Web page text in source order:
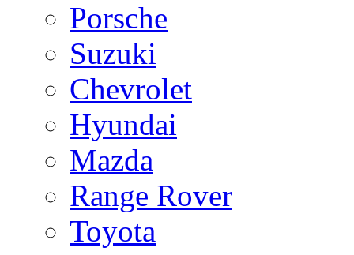
Porsche
Suzuki
Chevrolet
Hyundai
Mazda
Range Rover
Toyota